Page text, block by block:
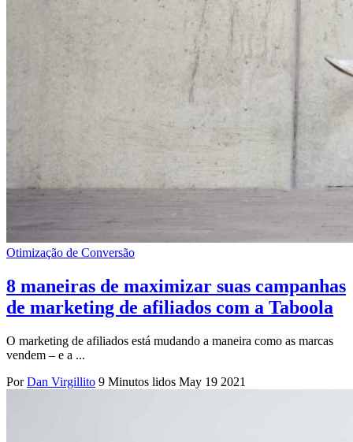
Otimização de Conversão
8 maneiras de maximizar suas campanhas
de marketing de afiliados com a Taboola
O marketing de afiliados está mudando a maneira como as marcas
vendem – e a ...
Por Dan Virgillito 9 Minutos lidos May 19 2021